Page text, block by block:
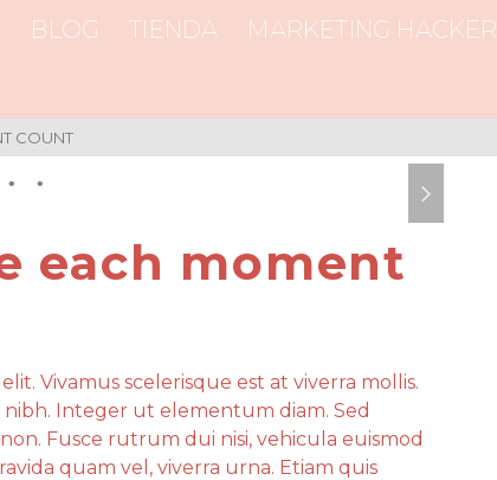
BLOG TIENDA MARKETING HACKER
COUNT
each moment
Vivamus scelerisque est at viverra mollis.
Integer ut elementum diam. Sed
Fusce rutrum dui nisi, vehicula euismod
quam vel, viverra urna. Etiam quis